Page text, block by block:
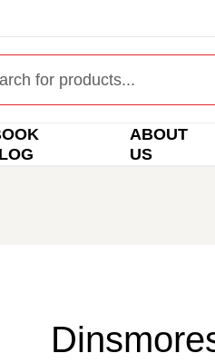
ABOUT
US